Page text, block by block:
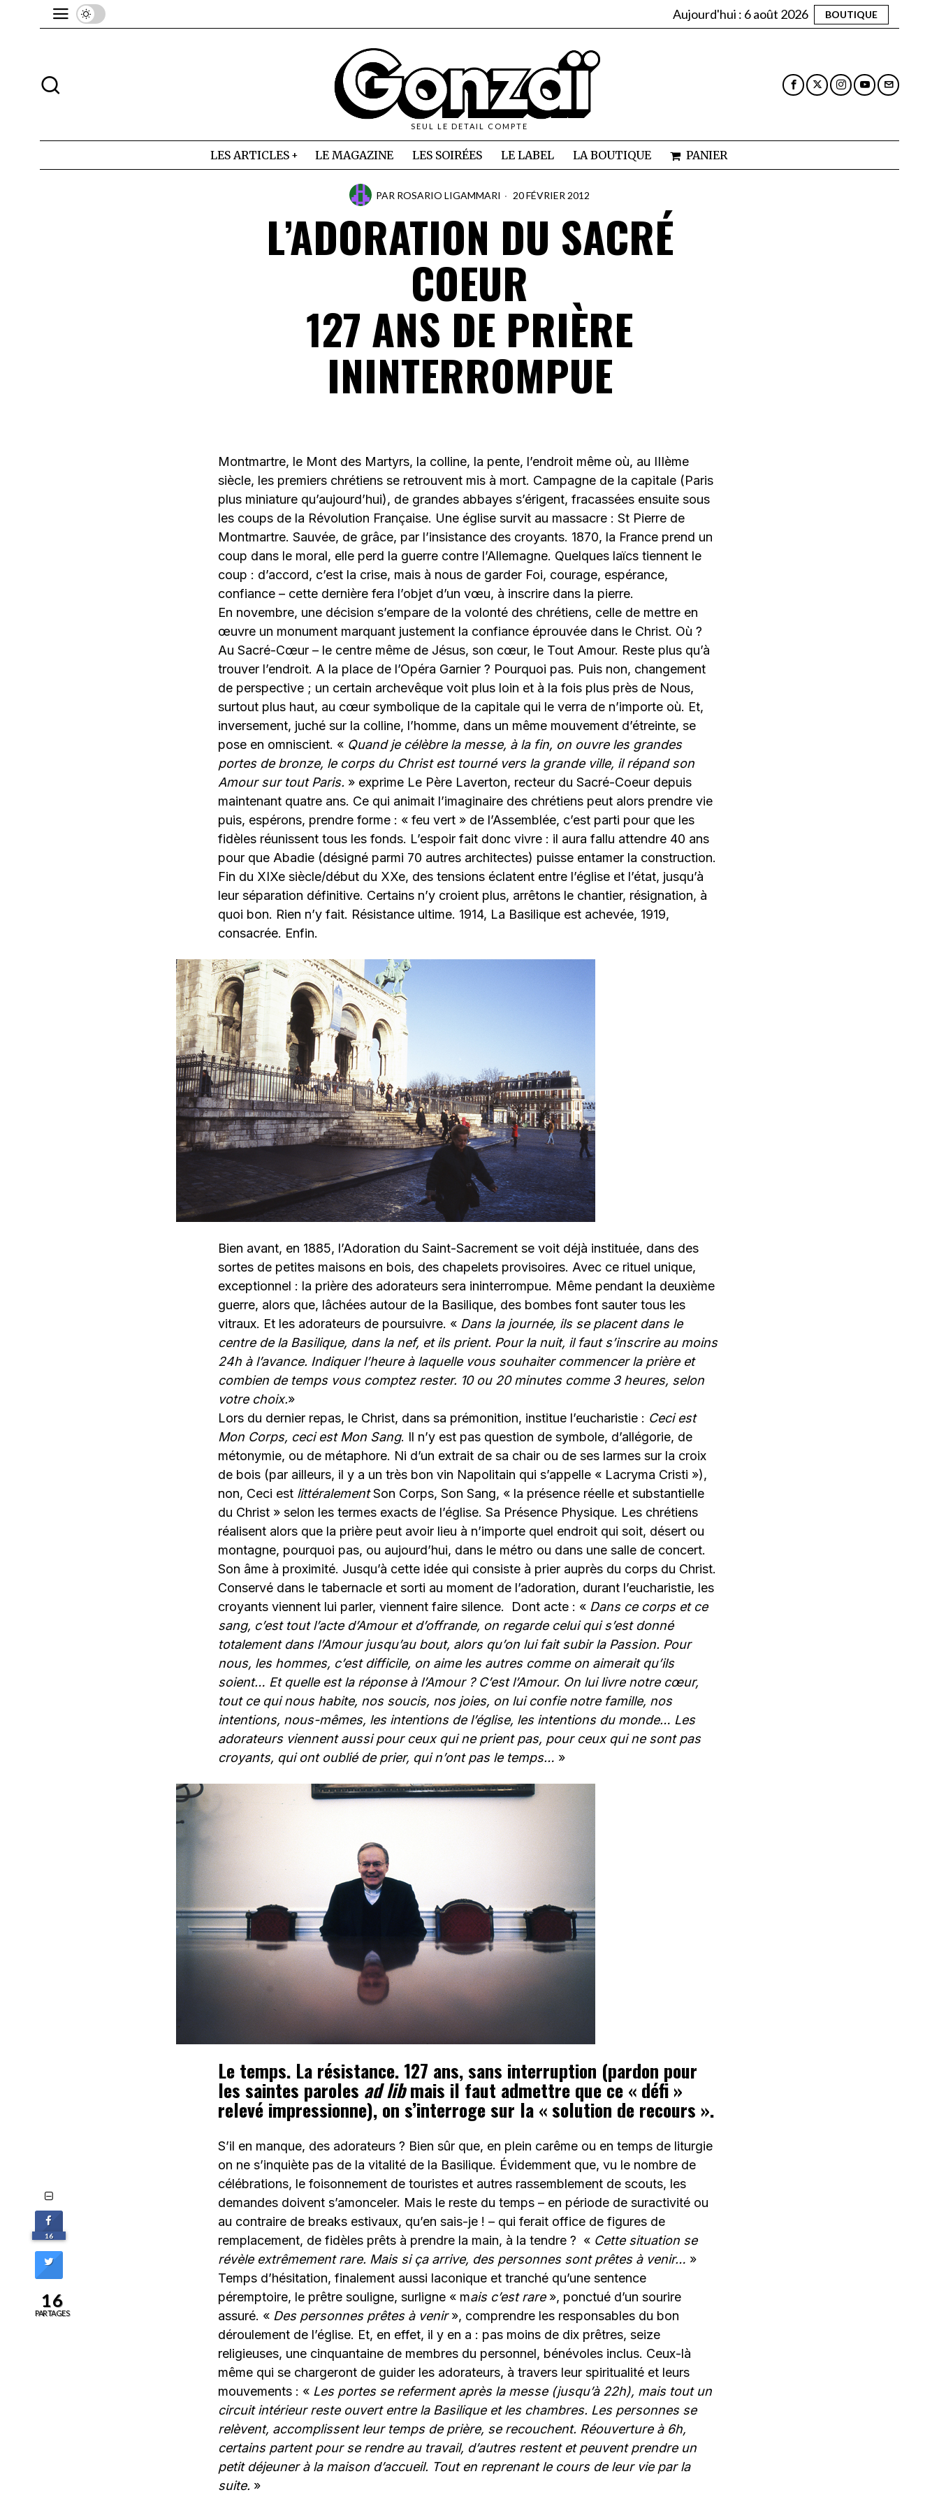
Aujourd'hui : 6 août 2026 BOUTIQUE
SEUL LE DETAIL COMPTE
LES ARTICLES LE MAGAZINE LES SOIRÉES LE LABEL LA BOUTIQUE PANIER
PAR ROSARIO LIGAMMARI 20 FÉVRIER 2012
L’ADORATION DU SACRÉ
COEUR
127 ANS DE PRIÈRE
ININTERROMPUE
Montmartre, le Mont des Martyrs, la colline, la pente, l’endroit même où, au IIIème
siècle, les premiers chrétiens se retrouvent mis à mort. Campagne de la capitale (Paris
plus miniature qu’aujourd’hui), de grandes abbayes s’érigent, fracassées ensuite sous
les coups de la Révolution Française. Une église survit au massacre : St Pierre de
Montmartre. Sauvée, de grâce, par l’insistance des croyants. 1870, la France prend un
coup dans le moral, elle perd la guerre contre l’Allemagne. Quelques laïcs tiennent le
coup : d’accord, c’est la crise, mais à nous de garder Foi, courage, espérance,
confiance – cette dernière fera l’objet d’un vœu, à inscrire dans la pierre.
En novembre, une décision s’empare de la volonté des chrétiens, celle de mettre en
œuvre un monument marquant justement la confiance éprouvée dans le Christ. Où ?
Au Sacré-Cœur – le centre même de Jésus, son cœur, le Tout Amour. Reste plus qu’à
trouver l’endroit. A la place de l’Opéra Garnier ? Pourquoi pas. Puis non, changement
de perspective ; un certain archevêque voit plus loin et à la fois plus près de Nous,
surtout plus haut, au cœur symbolique de la capitale qui le verra de n’importe où. Et,
inversement, juché sur la colline, l’homme, dans un même mouvement d’étreinte, se
pose en omniscient. « Quand je célèbre la messe, à la fin, on ouvre les grandes
portes de bronze, le corps du Christ est tourné vers la grande ville, il répand son
Amour sur tout Paris. » exprime Le Père Laverton, recteur du Sacré-Coeur depuis
maintenant quatre ans. Ce qui animait l’imaginaire des chrétiens peut alors prendre vie
puis, espérons, prendre forme : « feu vert » de l’Assemblée, c’est parti pour que les
fidèles réunissent tous les fonds. L’espoir fait donc vivre : il aura fallu attendre 40 ans
pour que Abadie (désigné parmi 70 autres architectes) puisse entamer la construction.
Fin du XIXe siècle/début du XXe, des tensions éclatent entre l’église et l’état, jusqu’à
leur séparation définitive. Certains n’y croient plus, arrêtons le chantier, résignation, à
quoi bon. Rien n’y fait. Résistance ultime. 1914, La Basilique est achevée, 1919,
consacrée. Enfin.
Bien avant, en 1885, l’Adoration du Saint-Sacrement se voit déjà instituée, dans des
sortes de petites maisons en bois, des chapelets provisoires. Avec ce rituel unique,
exceptionnel : la prière des adorateurs sera ininterrompue. Même pendant la deuxième
guerre, alors que, lâchées autour de la Basilique, des bombes font sauter tous les
vitraux. Et les adorateurs de poursuivre. « Dans la journée, ils se placent dans le
centre de la Basilique, dans la nef, et ils prient. Pour la nuit, il faut s’inscrire au moins
24h à l’avance. Indiquer l’heure à laquelle vous souhaiter commencer la prière et
combien de temps vous comptez rester. 10 ou 20 minutes comme 3 heures, selon
votre choix.»
Lors du dernier repas, le Christ, dans sa prémonition, institue l’eucharistie : Ceci est
Mon Corps, ceci est Mon Sang. Il n’y est pas question de symbole, d’allégorie, de
métonymie, ou de métaphore. Ni d’un extrait de sa chair ou de ses larmes sur la croix
de bois (par ailleurs, il y a un très bon vin Napolitain qui s’appelle « Lacryma Cristi »),
non, Ceci est littéralementSon Corps, Son Sang, « la présence réelle et substantielle
du Christ » selon les termes exacts de l’église. Sa Présence Physique. Les chrétiens
réalisent alors que la prière peut avoir lieu à n’importe quel endroit qui soit, désert ou
montagne, pourquoi pas, ou aujourd’hui, dans le métro ou dans une salle de concert.
Son âme à proximité. Jusqu’à cette idée qui consiste à prier auprès du corps du Christ.
Conservé dans le tabernacle et sorti au moment de l’adoration, durant l’eucharistie, les
croyants viennent lui parler, viennent faire silence. Dont acte : « Dans ce corps et ce
sang, c’est tout l’acte d’Amour et d’offrande, on regarde celui qui s’est donné
totalement dans l’Amour jusqu’au bout, alors qu’on lui fait subir la Passion. Pour
nous, les hommes, c’est difficile, on aime les autres comme on aimerait qu’ils
soient… Et quelle est la réponse à l’Amour ? C’est l’Amour. On lui livre notre cœur,
tout ce qui nous habite, nos soucis, nos joies, on lui confie notre famille, nos
intentions, nous-mêmes, les intentions de l’église, les intentions du monde… Les
adorateurs viennent aussi pour ceux qui ne prient pas, pour ceux qui ne sont pas
croyants, qui ont oublié de prier, qui n’ont pas le temps… »
Le temps. La résistance. 127 ans, sans interruption (pardon pour
les saintes paroles ad libmais il faut admettre que ce « défi »
relevé impressionne), on s’interroge sur la « solution de recours ».
S’il en manque, des adorateurs ? Bien sûr que, en plein carême ou en temps de liturgie
on ne s’inquiète pas de la vitalité de la Basilique. Évidemment que, vu le nombre de
célébrations, le foisonnement de touristes et autres rassemblement de scouts, les
demandes doivent s’amonceler. Mais le reste du temps – en période de suractivité ou
au contraire de breaks estivaux, qu’en sais-je ! – qui ferait office de figures de
remplacement, de fidèles prêts à prendre la main, à la tendre ? « Cette situation se
révèle extrêmement rare. Mais si ça arrive, des personnes sont prêtes à venir… »
Temps d’hésitation, finalement aussi laconique et tranché qu’une sentence
péremptoire, le prêtre souligne, surligne « mais c’est rare », ponctué d’un sourire
assuré. « Des personnes prêtes à venir», comprendre les responsables du bon
déroulement de l’église. Et, en effet, il y en a : pas moins de dix prêtres, seize
religieuses, une cinquantaine de membres du personnel, bénévoles inclus. Ceux-là
même qui se chargeront de guider les adorateurs, à travers leur spiritualité et leurs
mouvements : « Les portes se referment après la messe (jusqu’à 22h), mais tout un
circuit intérieur reste ouvert entre la Basilique et les chambres. Les personnes se
relèvent, accomplissent leur temps de prière, se recouchent. Réouverture à 6h,
certains partent pour se rendre au travail, d’autres restent et peuvent prendre un
petit déjeuner à la maison d’accueil. Tout en reprenant le cours de leur vie par la
suite. »
16
16
PARTAGES